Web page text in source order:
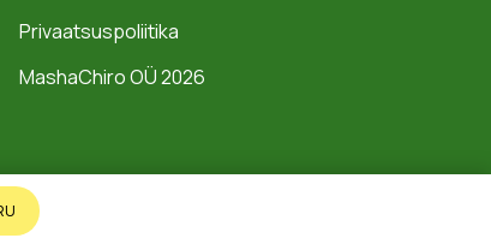
Privaatsuspoliitika
MashaChiro OÜ 2026